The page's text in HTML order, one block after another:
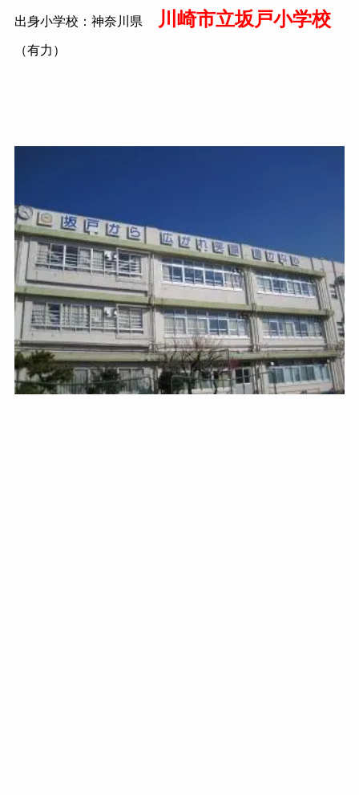
出身小学校：神奈川県 川崎市立坂戸小学校
（有力）